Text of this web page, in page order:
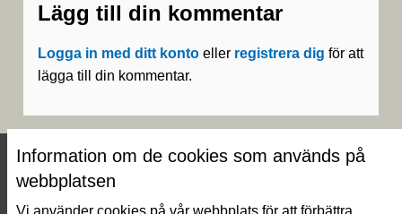
Information om de cookies som används på
webbplatsen
Lägg till din kommentar
Logga in med ditt konto eller registrera dig för att
lägga till din kommentar.